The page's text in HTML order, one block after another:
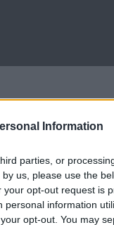
Information
parties, or
us, please use the
opt-out request is
information
opt-out. You may